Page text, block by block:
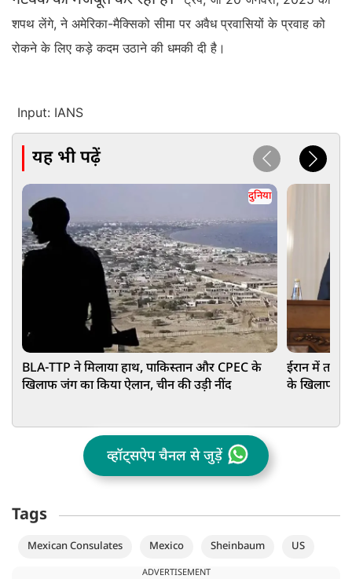
शपथ लेंगे, ने अमेरिका-मैक्सिको सीमा पर अवैध प्रवासियों के प्रवाह को
रोकने के लिए कड़े कदम उठाने की धमकी दी है।
Input: IANS
यह भी पढ़ें
दुनिया
BLA-TTP ने मिलाया हाथ, पाकिस्तान और CPEC के
खिलाफ जंग का किया ऐलान, चीन की उड़ी नींद
ईरान में
के खिलाफ
व्हॉट्सऐप चैनल से जुड़ें
Tags
Mexican Consulates Mexico Sheinbaum US
ADVERTISEMENT